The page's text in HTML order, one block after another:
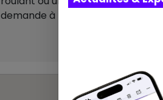
demande à l'accueil du musée. /